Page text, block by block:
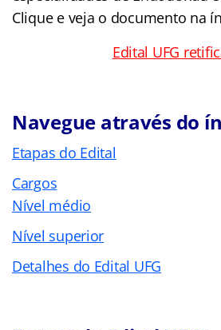
Clique e veja o documento na
Edital UFG
Navegue através do
Etapas do Edital
Cargos
Nível médio
Nível superior
Detalhes do Edital UFG